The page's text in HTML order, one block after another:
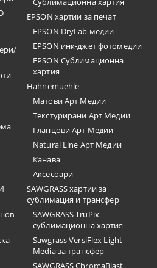
EPSON хартии за печат
EPSON DryLab медии
EPSON инк-джет фотомедии
EPSON Сублимационна
хартия
Hahnemuehle
Матови Арт Медии
Текстурирани Арт Медии
Гланцови Арт Медии
Natural Line Арт Медии
Канава
Аксесоари
SAWGRASS хартии за
сублимация и трансфер
SAWGRASS TruPix
сублимационна хартия
Sawgrass VersiFlex Light
Media за трансфер
SAWGRASS ChromaBlast